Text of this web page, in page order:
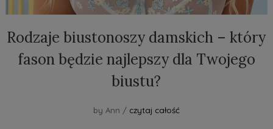
Rodzaje biustonoszy damskich – który
fason będzie najlepszy dla Twojego
biustu?
by Ann / czytaj całość